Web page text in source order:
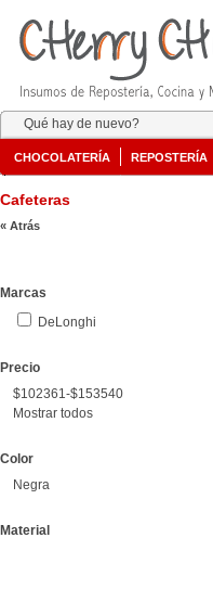
Qué hay de nuevo?
CHOCOLATERÍA REPOSTERÍA
Cafeteras
« Atrás
Marcas
DeLonghi
Precio
$102361-$153540
Mostrar todos
Color
Negra
Material